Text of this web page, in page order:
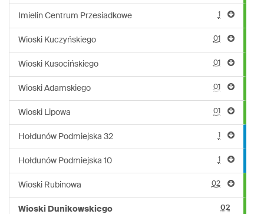
Imielin Centrum Przesiadkowe 1
Wioski Kuczyńskiego 01
Wioski Kusocińskiego 01
Wioski Adamskiego 01
Wioski Lipowa 01
Hołdunów Podmiejska 32 1
Hołdunów Podmiejska 10 1
Wioski Rubinowa 02
Wioski Dunikowskiego 02